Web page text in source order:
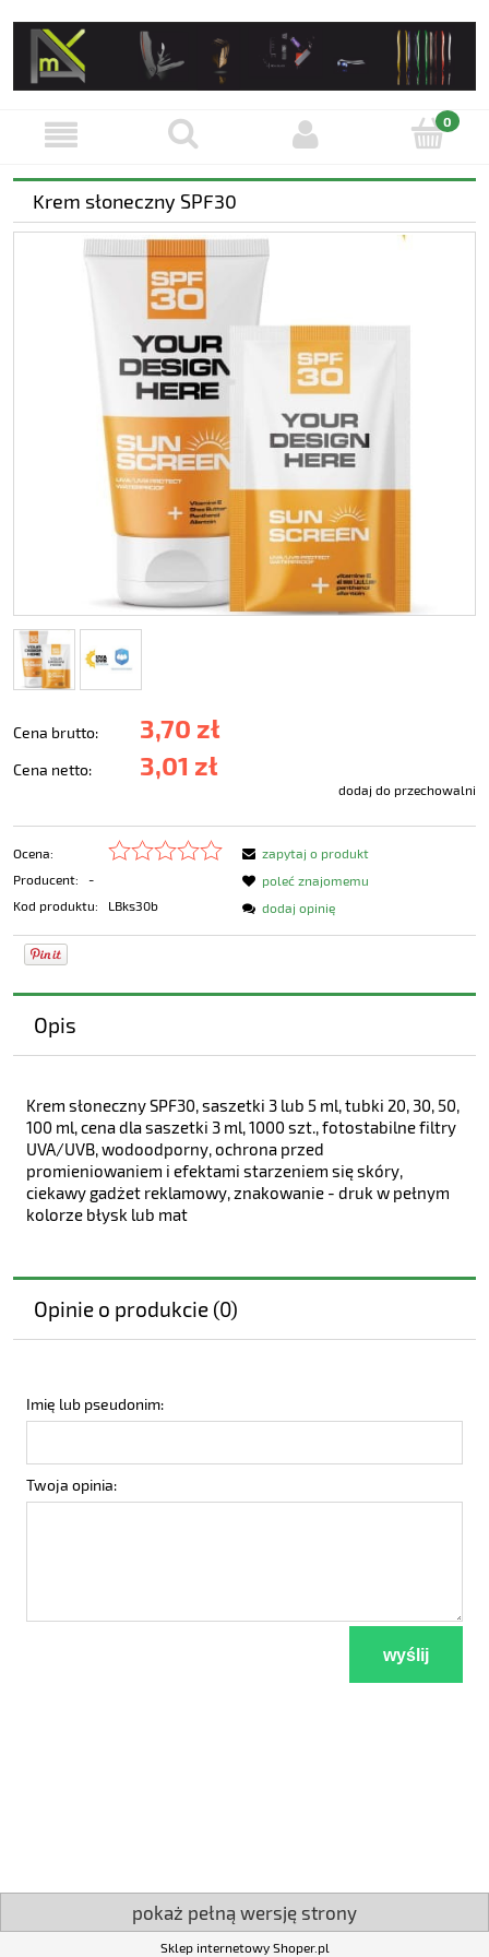
Krem słoneczny SPF30
Cena brutto: 3,70 zł
Cena netto: 3,01 zł
dodaj do przechowalni
Ocena:
Producent:
-
Kod produktu:
LBks30b
zapytaj o produkt
poleć znajomemu
dodaj opinię
Opis
Krem słoneczny SPF30, saszetki 3 lub 5 ml, tubki 20, 30, 50,
100 ml, cena dla saszetki 3 ml, 1000 szt., fotostabilne filtry
UVA/UVB, wodoodporny, ochrona przed
promieniowaniem i efektami starzeniem się skóry,
ciekawy gadżet reklamowy, znakowanie - druk w pełnym
kolorze błysk lub mat
Opinie o produkcie (0)
Imię lub pseudonim:
Twoja opinia:
wyślij
pokaż pełną wersję strony
Sklep internetowy Shoper.pl